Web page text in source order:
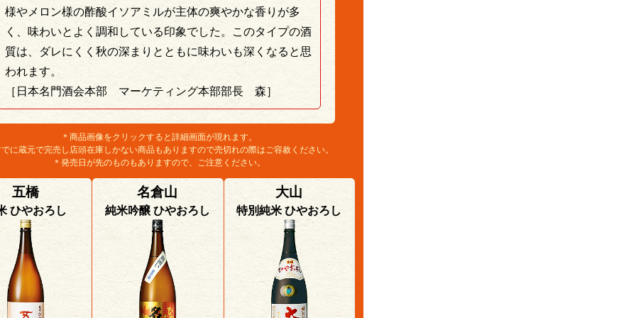
様やメロン様の酢酸イソアミルが主体の爽やかな香りが多
く、味わいとよく調和している印象でした。このタイプの酒
質は、ダレにくく秋の深まりとともに味わいも深くなると思
われます。
［日本名門酒会本部 マーケティング本部部長 森］
＊商品画像をクリックすると詳細画面が現れます。
に蔵元で完売し店頭在庫しかない商品もありますので売切れの際はご容赦ください。
＊発売日が先のものもありますので、ご注意ください。
五橋
ひやおろし
名倉山
純米吟醸 ひやおろし
大山
特別純米 ひやおろし